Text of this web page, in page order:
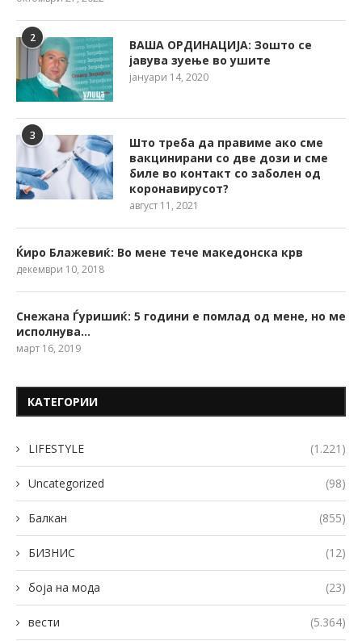
2
ВАША ОРДИНАЦИЈА: Зошто се
јавува зуење во ушите
јануари 14, 2020
3
Што треба да правиме ако сме
вакцинирани со две дози и сме
биле во контакт со заболен од
коронавирусот?
август 11, 2021
Ќиро Блажевиќ: Во мене тече македонска крв
декември 10, 2018
Снежана Ѓуришиќ: 5 години е помлад од мене, но ме
исполнува…
март 16, 2019
КАТЕГОРИИ
LIFESTYLE (1.221)
Uncategorized (98)
Балкан (855)
БИЗНИС (12)
боја на мода (23)
вести (5.364)